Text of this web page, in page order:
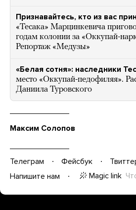
Признавайтесь, кто из вас
«Тесака» Марцинкевича
годам колонии за «Оккупай-
Репортаж «Медузы»
«Белая сотня»: наследники
место «Оккупай-педофиляя».
Даниила Туровского
Максим Солопов
Телеграм Фейсбук
Напишите нам
Magic link